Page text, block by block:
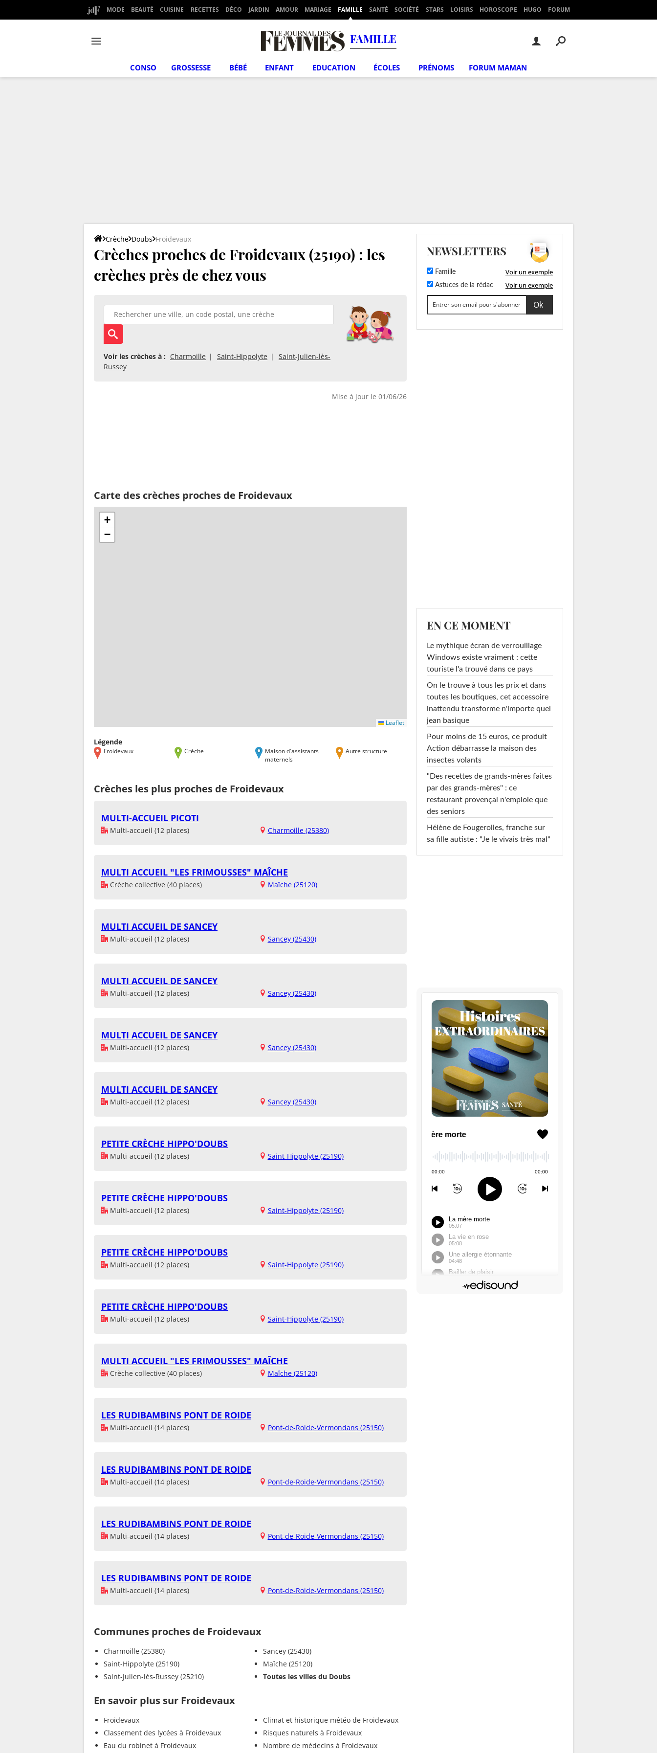
MODE BEAUTÉ CUISINE RECETTES DÉCO JARDIN AMOUR MARIAGE FAMILLE SANTÉ SOCIÉTÉ STARS LOISIRS HOROSCOPE HUGO FORUM
FAMILLE
CONSO GROSSESSE BÉBÉ ENFANT EDUCATION ÉCOLES PRÉNOMS FORUM MAMAN
Crèche Doubs Froidevaux
Crèches proches de Froidevaux (25190) : les
crèches près de chez vous
Voir les crèches à : Charmoille Saint-Hippolyte
Saint-Julien-lès-
Russey
Mise à jour le 01/06/26
Carte des crèches proches de Froidevaux
+
−
Leaflet
Légende
Froidevaux Crèche
Maison d'assistants
maternels
Autre structure
Crèches les plus proches de Froidevaux
MULTI-ACCUEIL PICOTI
Multi-accueil (12 places) Charmoille (25380)
MULTI ACCUEIL "LES FRIMOUSSES" MAÎCHE
Crèche collective (40 places) Maîche (25120)
MULTI ACCUEIL DE SANCEY
Multi-accueil (12 places) Sancey (25430)
MULTI ACCUEIL DE SANCEY
Multi-accueil (12 places) Sancey (25430)
MULTI ACCUEIL DE SANCEY
Multi-accueil (12 places) Sancey (25430)
MULTI ACCUEIL DE SANCEY
Multi-accueil (12 places) Sancey (25430)
PETITE CRÈCHE HIPPO'DOUBS
Multi-accueil (12 places) Saint-Hippolyte (25190)
PETITE CRÈCHE HIPPO'DOUBS
Multi-accueil (12 places) Saint-Hippolyte (25190)
PETITE CRÈCHE HIPPO'DOUBS
Multi-accueil (12 places) Saint-Hippolyte (25190)
PETITE CRÈCHE HIPPO'DOUBS
Multi-accueil (12 places) Saint-Hippolyte (25190)
MULTI ACCUEIL "LES FRIMOUSSES" MAÎCHE
Crèche collective (40 places) Maîche (25120)
LES RUDIBAMBINS PONT DE ROIDE
Multi-accueil (14 places) Pont-de-Roide-Vermondans (25150)
LES RUDIBAMBINS PONT DE ROIDE
Multi-accueil (14 places) Pont-de-Roide-Vermondans (25150)
LES RUDIBAMBINS PONT DE ROIDE
Multi-accueil (14 places) Pont-de-Roide-Vermondans (25150)
LES RUDIBAMBINS PONT DE ROIDE
Multi-accueil (14 places) Pont-de-Roide-Vermondans (25150)
Communes proches de Froidevaux
Charmoille (25380)
Saint-Hippolyte (25190)
Saint-Julien-lès-Russey (25210)
Sancey (25430)
Maîche (25120)
Toutes les villes du Doubs
En savoir plus sur Froidevaux
Froidevaux
Classement des lycées à Froidevaux
Eau du robinet à Froidevaux
Climat et historique météo de Froidevaux
Risques naturels à Froidevaux
Nombre de médecins à Froidevaux
NEWSLETTERS
Famille Voir un exemple
Astuces de la rédac Voir un exemple
EN CE MOMENT
Le mythique écran de verrouillage
Windows existe vraiment : cette
touriste l'a trouvé dans ce pays
On le trouve à tous les prix et dans
toutes les boutiques, cet accessoire
inattendu transforme n'importe quel
jean basique
Pour moins de 15 euros, ce produit
Action débarrasse la maison des
insectes volants
"Des recettes de grands-mères faites
par des grands-mères" : ce
restaurant provençal n'emploie que
des seniors
Hélène de Fougerolles, franche sur
sa fille autiste : "Je le vivais très mal"